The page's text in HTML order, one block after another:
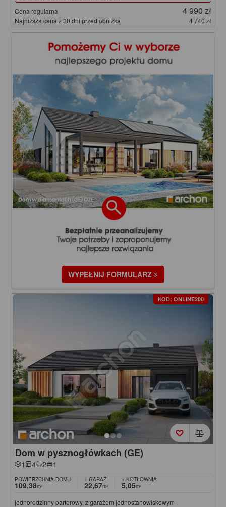
Cena regularna 4 990 zł
Najniższa cena z 30 dni przed obniżką 4 740 zł
WYPEŁNIJ FORMULARZ
KOD: ONLINE200
Dom w pysznogłówkach (GE)
1 4 2 1
POWIERZCHNIA DOMU
109,38m²
+ GARAŻ
22,67m²
+ KOTŁOWNIA
5,05m²
jednorodzinny parterowy, z garażem jednostanowiskowym